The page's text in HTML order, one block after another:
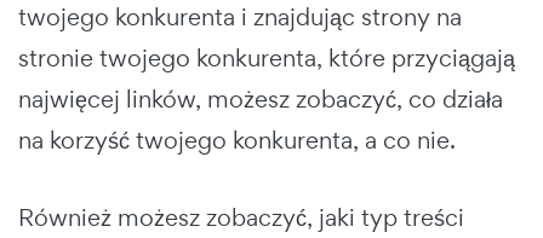
twojego konkurenta i znajdując strony na
stronie twojego konkurenta, które przyciągają
najwięcej linków, możesz zobaczyć, co działa
na korzyść twojego konkurenta, a co nie.
Również możesz zobaczyć, jaki typ treści